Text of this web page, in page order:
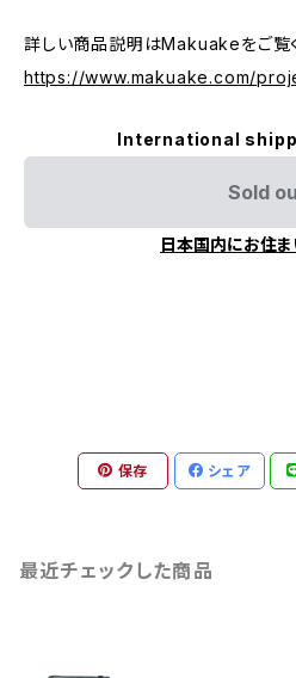
詳しい商品説明はMakuakeをご覧
https://www.makuake.com/
International
Sold
日本国内にお住
保存 シェア
最近チェックした商品